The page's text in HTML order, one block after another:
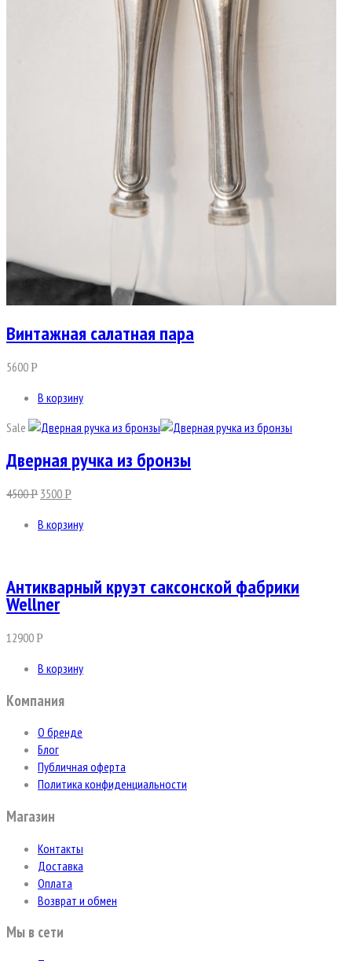
Винтажная салатная пара
5600Р
В корзину
Sale
Дверная ручка из бронзы
4500Р 3500Р
В корзину
Антикварный круэт саксонской фабрики
Wellner
12900Р
В корзину
Компания
О бренде
Блог
Публичная оферта
Политика конфиденциальности
Магазин
Контакты
Доставка
Оплата
Возврат и обмен
Мы в сети